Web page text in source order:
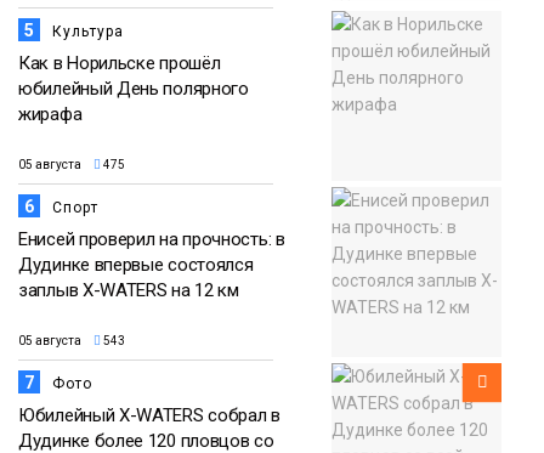
5 Культура
Как в Норильске прошёл
юбилейный День полярного
жирафа
05 августа 475
6 Спорт
Енисей проверил на прочность: в
Дудинке впервые состоялся
заплыв X-WATERS на 12 км
05 августа 543
7 Фото
Юбилейный X-WATERS собрал в
Дудинке более 120 пловцов со